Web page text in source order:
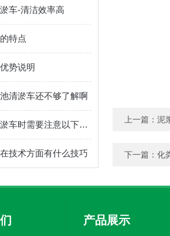
车-清洁效率高
特点
势说明
清淤车还不够了解啊
使用虾池清淤车时需要注意以下几个方面的事项
技术方面有什么技巧
上一篇： 泥
下一篇： 化
产品展示